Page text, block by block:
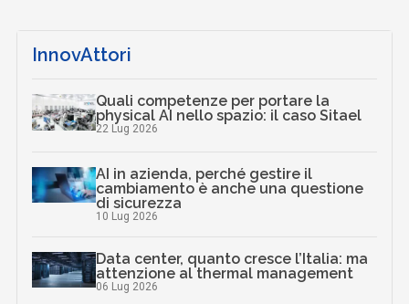
InnovAttori
Quali competenze per portare la
physical AI nello spazio: il caso Sitael
22 Lug 2026
AI in azienda, perché gestire il
cambiamento è anche una questione
di sicurezza
10 Lug 2026
Data center, quanto cresce l’Italia: ma
attenzione al thermal management
06 Lug 2026